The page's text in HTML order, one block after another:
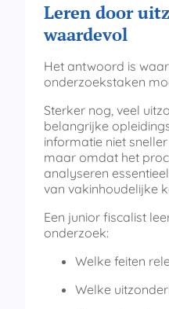
Leren door
waardevol
Het antwoord is
onderzoekstaken
Sterker nog, veel
belangrijke
informatie niet
maar omdat het
analyseren
van vakinhoudelijke
Een junior fiscalist
onderzoek:
Welke feiten
Welke